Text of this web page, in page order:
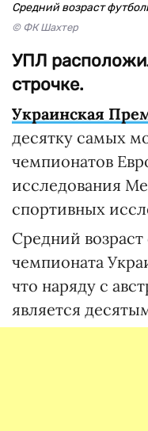
Средний возраст
© ФК Шахтер
УПЛ
строчке.
Украинская
десятку самых
чемпионатов
исследования
спортивных
Средний
чемпионата
что наряду с
является